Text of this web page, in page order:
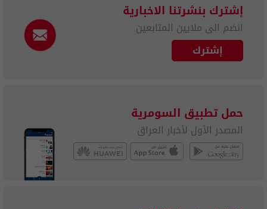
إشترك بنشرتنا الاخبارية
انضم الى ملايين المتابعين
إشترك
حمل تطبيق السومرية
المصدر الأول لأخبار العراق